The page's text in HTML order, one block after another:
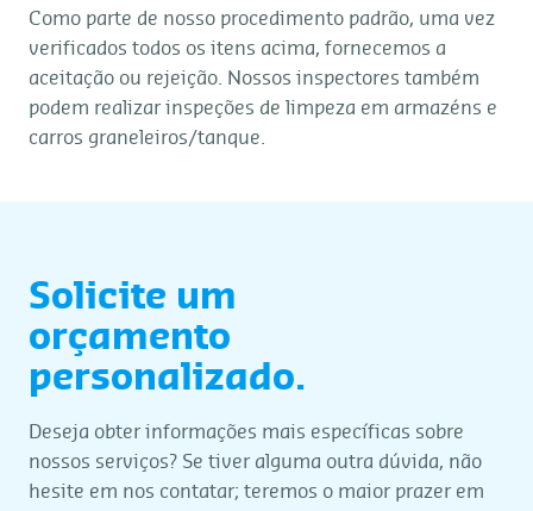
Como parte de nosso procedimento padrão, uma vez
verificados todos os itens acima, fornecemos a
aceitação ou rejeição. Nossos inspectores também
podem realizar inspeções de limpeza em armazéns e
carros graneleiros/tanque.
Solicite um
orçamento
personalizado.
Deseja obter informações mais específicas sobre
nossos serviços? Se tiver alguma outra dúvida, não
hesite em nos contatar; teremos o maior prazer em